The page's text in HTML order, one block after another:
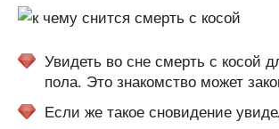
Увидеть во сне смерть с косой
пола. Это знакомство может
Если же такое сновидение